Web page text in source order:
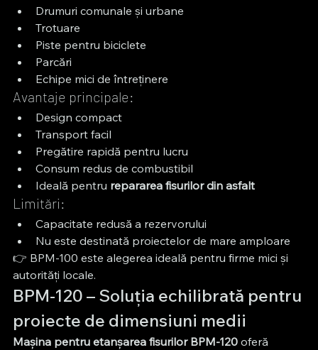
Drumuri comunale și urbane
Trotuare
Piste pentru biciclete
Parcări
Echipe mici de întreținere
Avantaje principale:
Design compact
Transport facil
Pregătire rapidă pentru lucru
Consum redus de combustibil
Ideală pentru repararea fisurilor din asfalt
Limitări:
Capacitate redusă a rezervorului
Nu este destinată proiectelor de mare amploare
👉 BPM-100 este alegerea ideală pentru firme mici și
autorități locale.
BPM-120 – Soluția echilibrată pentru
proiecte de dimensiuni medii
Mașina pentru etanșarea fisurilor BPM-120 oferă